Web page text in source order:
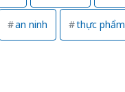
an ninh thực phẩm